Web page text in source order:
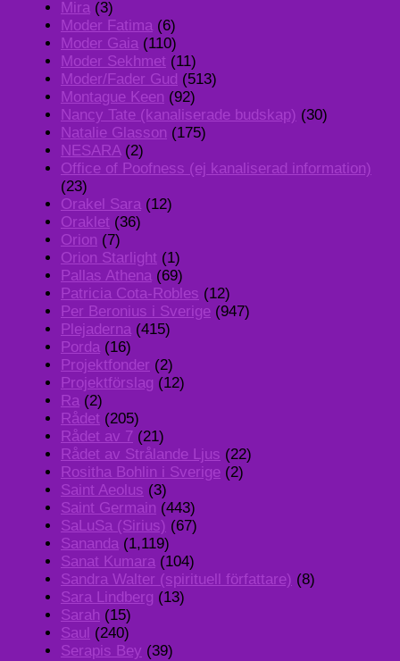
Mira (3)
Moder Fatima (6)
Moder Gaia (110)
Moder Sekhmet (11)
Moder/Fader Gud (513)
Montague Keen (92)
Nancy Tate (kanaliserade budskap) (30)
Natalie Glasson (175)
NESARA(2)
Office of Poofness (ej kanaliserad information)
(23)
Orakel Sara (12)
Oraklet (36)
Orion (7)
Orion Starlight (1)
Pallas Athena (69)
Patricia Cota-Robles (12)
Per Beronius i Sverige (947)
Plejaderna (415)
Porda (16)
Projektfonder (2)
Projektförslag (12)
Ra (2)
Rådet (205)
Rådet av 7 (21)
Rådet av Strålande Ljus (22)
Rositha Bohlin i Sverige (2)
Saint Aeolus (3)
Saint Germain (443)
SaLuSa (Sirius) (67)
Sananda (1,119)
Sanat Kumara (104)
Sandra Walter (spirituell författare) (8)
Sara Lindberg (13)
Sarah (15)
Saul (240)
Serapis Bey (39)